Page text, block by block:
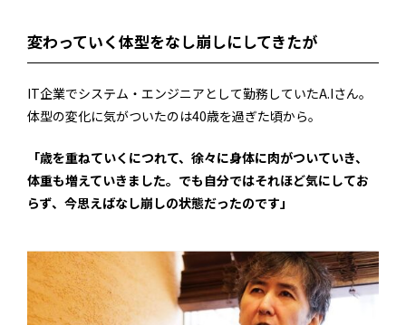
変わっていく体型をなし崩しにしてきたが
IT企業でシステム・エンジニアとして勤務していたA.Iさん。
体型の変化に気がついたのは40歳を過ぎた頃から。
「歳を重ねていくにつれて、徐々に身体に肉がついていき、
体重も増えていきました。でも自分ではそれほど気にしてお
らず、今思えばなし崩しの状態だったのです」